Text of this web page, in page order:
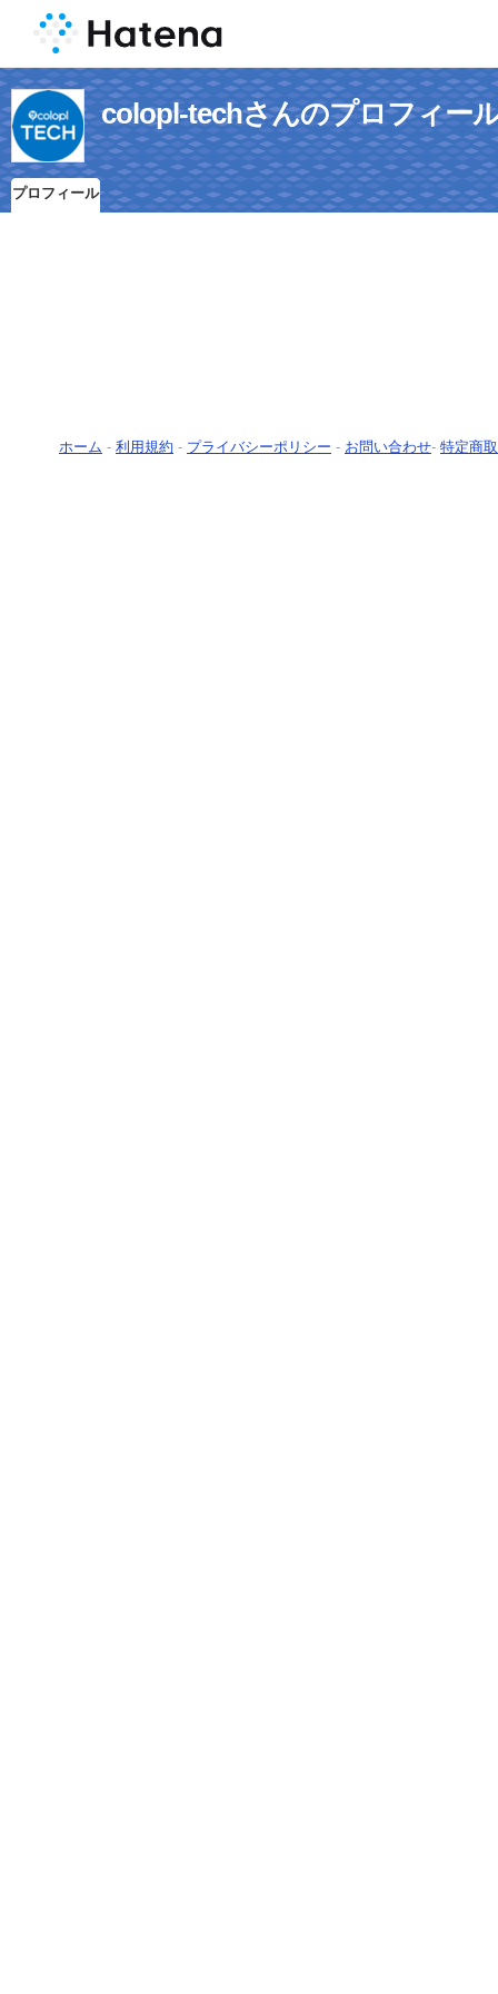
colopl-techさんのプロフィー
プロフィール
ホーム - 利用規約 - プライバシーポリシー - お問い合わせ- 特定商